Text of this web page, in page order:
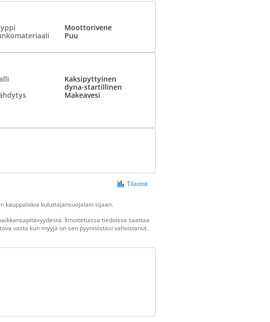
Moottorivene
Puu
Kaksipyttyinen
dyna-startillinen
Makeavesi
Tilastot
kauppalakia kuluttajansuojalain sijaan.
Ilmoitetuissa tiedoissa saattaa
vasta kun myyjä on sen pyynnöstäsi vahvistanut.